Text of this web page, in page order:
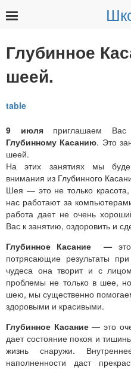
Глубинное
шеей.
9 июля приглашаем Вас
Глубинному Касанию. Это
шеей.
На этих занятиях мы
внимания из Глубинного
Шея — это не только
нас работают за
работа дает не очень
Вас к занятию, оздоровить и
Глубинное Касание —
потрясающие результаты
чудеса она творит и с
проблемы не только в шее,
шею, мы существенно
здоровыми и красивыми.
Глубинное Касание —это
дает состояние покоя и
жизнь снаружи.
наполненности даст